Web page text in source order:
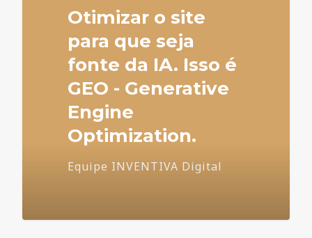
Otimizar o site
para que seja
fonte da IA. Isso é
GEO - Generative
Engine
Optimization.
Equipe INVENTIVA Digital